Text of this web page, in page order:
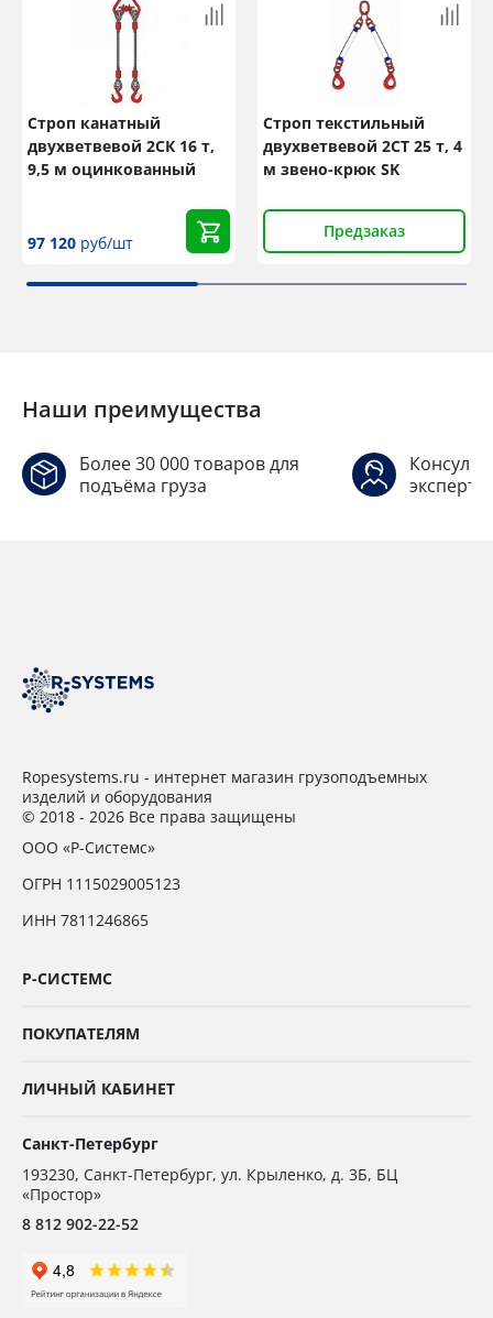
Строп канатный
двухветвевой 2СК 16 т,
9,5 м оцинкованный
97 120 руб/шт
Строп текстильный
двухветвевой 2СТ 25 т, 4
м звено-крюк SK
Предзаказ
Наши преимущества
Более 30 000 товаров для
подъёма груза
Ropesystems.ru - интернет магазин грузоподъемных
изделий и оборудования
© 2018 - 2026 Все права защищены
ООО «Р-Системс»
ОГРН 1115029005123
ИНН 7811246865
Р-СИСТЕМС
ПОКУПАТЕЛЯМ
ЛИЧНЫЙ КАБИНЕТ
Санкт-Петербург
193230, Санкт-Петербург, ул. Крыленко, д. 3Б, БЦ
«Простор»
8 812 902-22-52